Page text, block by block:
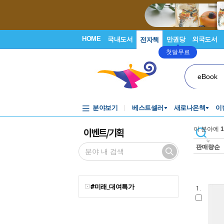
HOME 국내도서 전자책 만권당
첫달무료
외국도서
eBook
분야보기 베스트셀러 새로나온책 이
이벤트/기획
#미래_대여특가
이 분야에
판매량순
1.